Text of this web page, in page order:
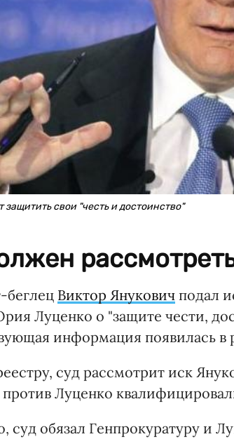
защитить свои "честь и достоинство"
беглец Виктор Янукович подал
Луценко о "защите чести,
информация появилась в
суд рассмотрит иск
против Луценко
суд обязал Генпрокуратуру и